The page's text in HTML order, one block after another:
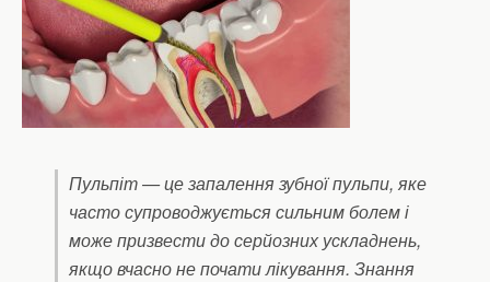
Пульпіт — це запалення зубної пульпи, яке
часто супроводжується сильним болем і
може призвести до серйозних ускладнень,
якщо вчасно не почати лікування. Знання